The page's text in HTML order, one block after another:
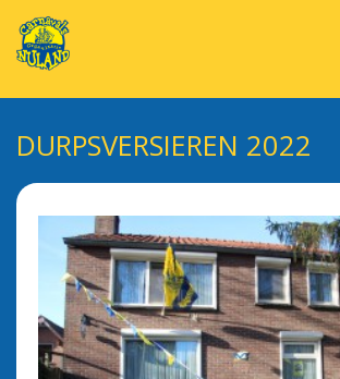
DURPSVERSIEREN 2022